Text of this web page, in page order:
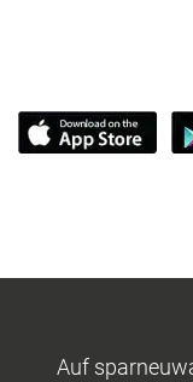
Auf